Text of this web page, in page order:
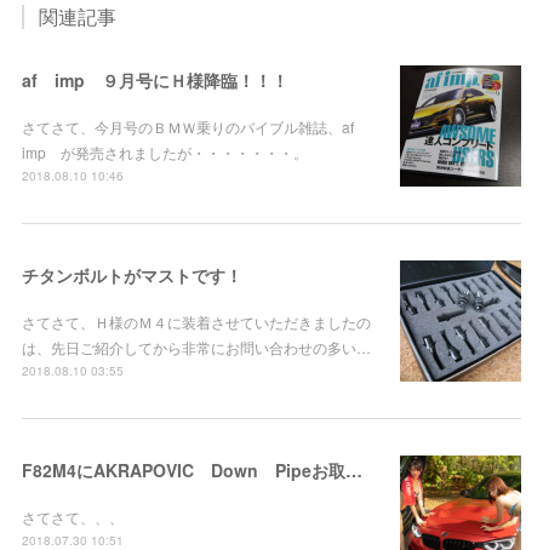
関連記事
af imp ９月号にＨ様降臨！！！
さてさて、今月号のＢＭＷ乗りのバイブル雑誌、af
imp が発売されましたが・・・・・・・。
2018.08.10 10:46
チタンボルトがマストです！
さてさて、Ｈ様のＭ４に装着させていただきましたの
は、先日ご紹介してから非常にお問い合わせの多い…
2018.08.10 03:55
F82M4にAKRAPOVIC Down Pipeお取り付け！
さてさて、、、
2018.07.30 10:51